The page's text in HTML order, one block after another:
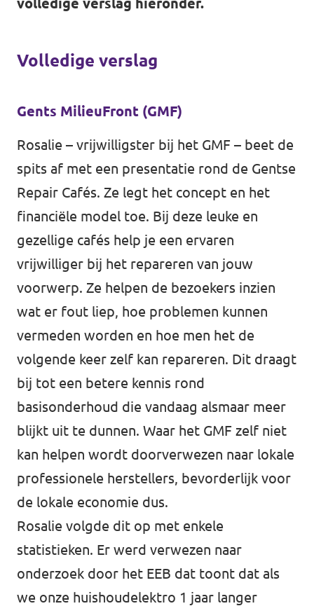
Volledige verslag
Gents MilieuFront (GMF)
Rosalie – vrijwilligster bij het GMF – beet de
spits af met een presentatie rond de Gentse
Repair Cafés. Ze legt het concept en het
financiële model toe. Bij deze leuke en
gezellige cafés help je een ervaren
vrijwilliger bij het repareren van jouw
voorwerp. Ze helpen de bezoekers inzien
wat er fout liep, hoe problemen kunnen
vermeden worden en hoe men het de
volgende keer zelf kan repareren. Dit draagt
bij tot een betere kennis rond
basisonderhoud die vandaag alsmaar meer
blijkt uit te dunnen. Waar het GMF zelf niet
kan helpen wordt doorverwezen naar lokale
professionele herstellers, bevorderlijk voor
de lokale economie dus.
Rosalie volgde dit op met enkele
statistieken. Er werd verwezen naar
onderzoek door het EEB dat toont dat als
we onze huishoudelektro 1 jaar langer